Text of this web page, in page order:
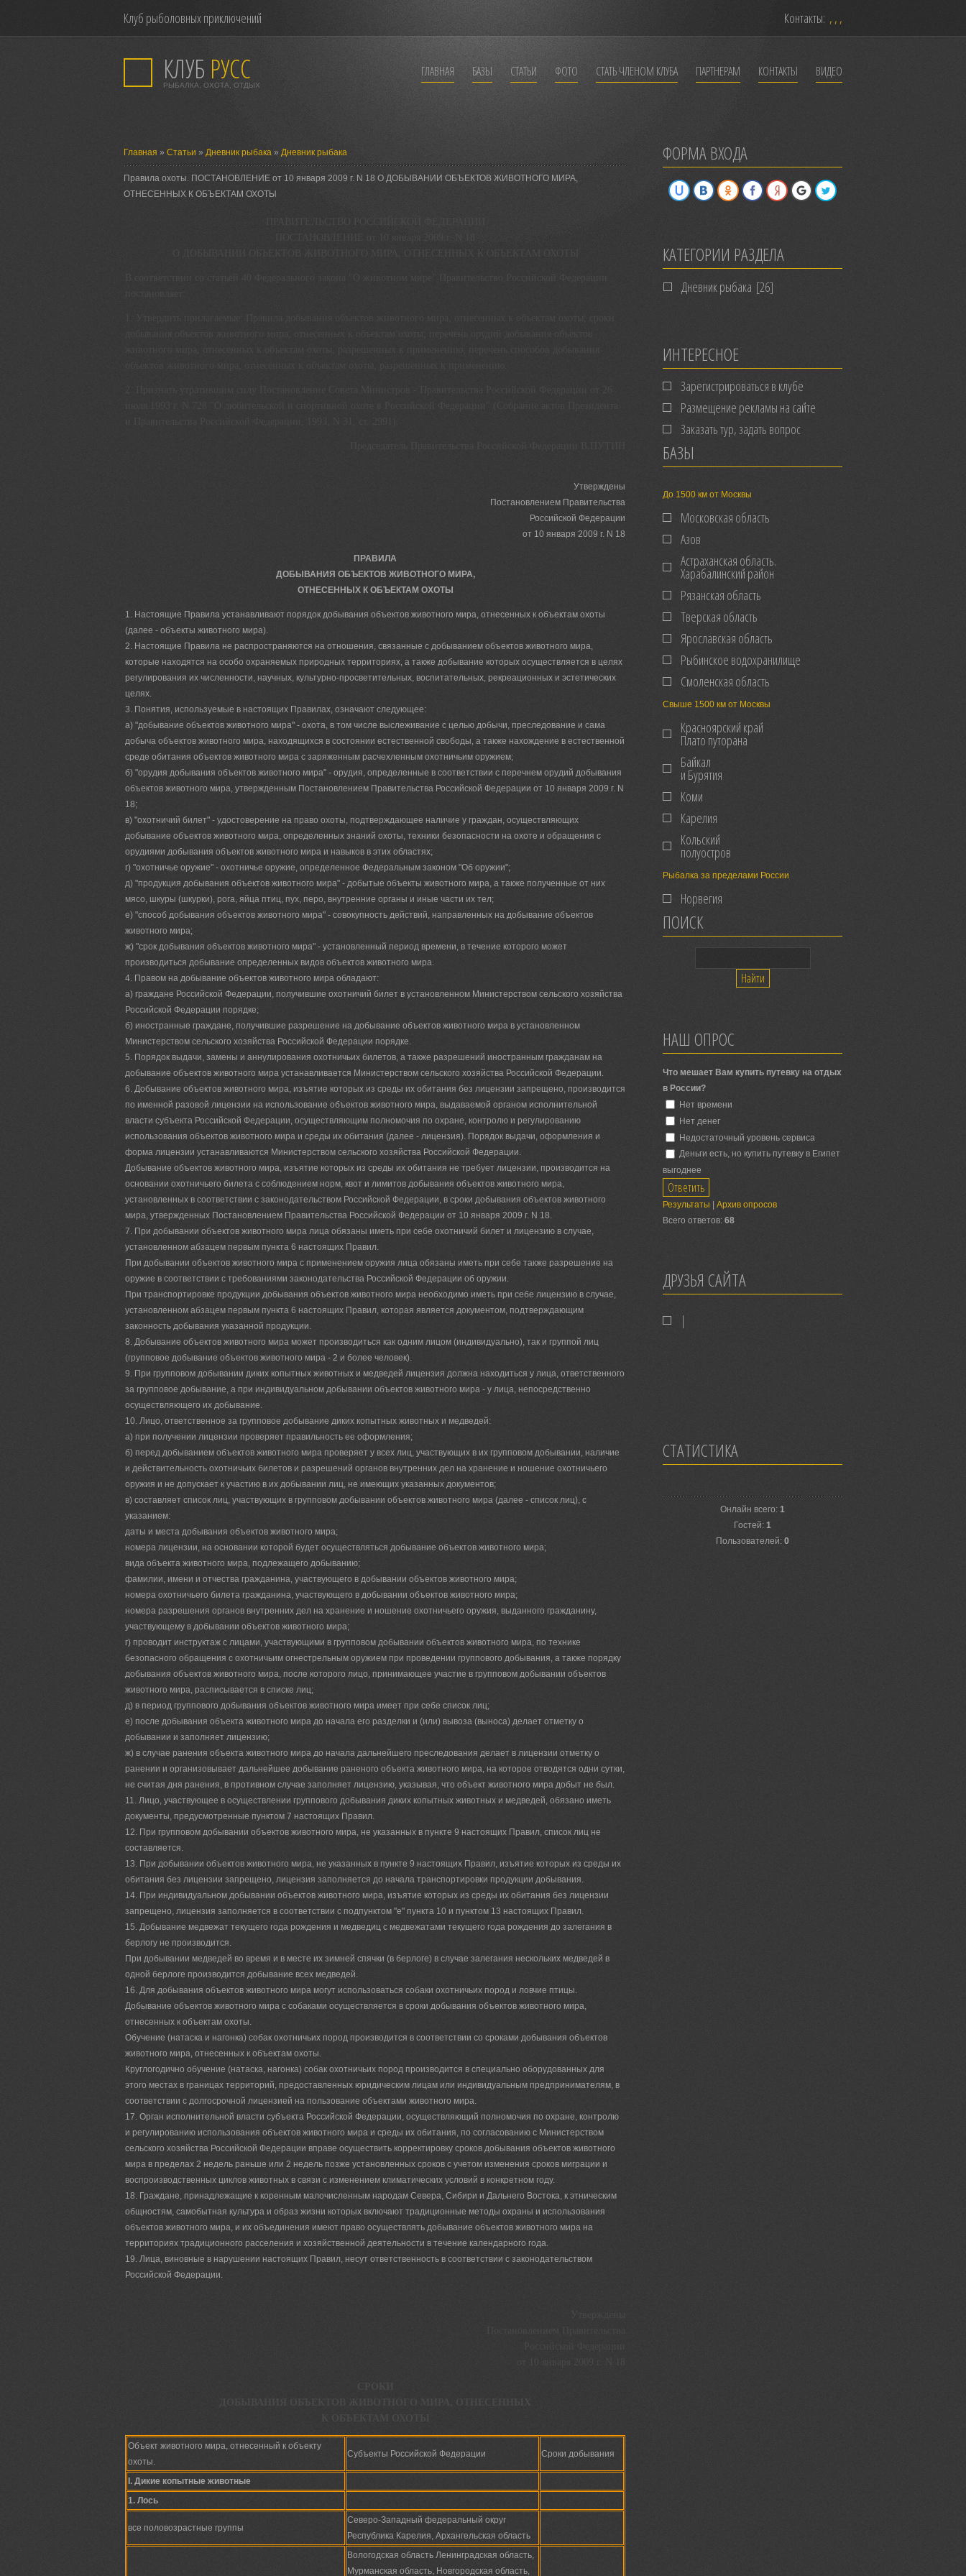
Клуб рыболовных приключений Контакты: , , ,
КЛУБ РУСС
РЫБАЛКА, ОХОТА, ОТДЫХ
ГЛАВНАЯ БАЗЫ СТАТЬИ ФОТО СТАТЬ ЧЛЕНОМ КЛУБА ПАРТНЕРАМ КОНТАКТЫ ВИДЕО
Главная » Статьи » Дневник рыбака » Дневник рыбака
Правила охоты. ПОСТАНОВЛЕНИЕ от 10 января 2009 г. N 18 О ДОБЫВАНИИ ОБЪЕКТОВ ЖИВОТНОГО МИРА,
ОТНЕСЕННЫХ К ОБЪЕКТАМ ОХОТЫ
О ДОБЫВАНИИ ОБЪЕКТОВ ЖИВОТНОГО МИРА, ОТНЕСЕННЫХ К ОБЪЕКТАМ ОХОТЫ
2. Признать утратившим силу Постановление Совета Министров - Правительства Российской Федерации от 26
Утверждены
Постановлением Правительства
Российской Федерации
от 10 января 2009 г. N 18
ПРАВИЛА
ДОБЫВАНИЯ ОБЪЕКТОВ ЖИВОТНОГО МИРА,
ОТНЕСЕННЫХ К ОБЪЕКТАМ ОХОТЫ
1. Настоящие Правила устанавливают порядок добывания объектов животного мира, отнесенных к объектам охоты
(далее - объекты животного мира).
2. Настоящие Правила не распространяются на отношения, связанные с добыванием объектов животного мира,
которые находятся на особо охраняемых природных территориях, а также добывание которых осуществляется в целях
регулирования их численности, научных, культурно-просветительных, воспитательных, рекреационных и эстетических
целях.
3. Понятия, используемые в настоящих Правилах, означают следующее:
а) "добывание объектов животного мира" - охота, в том числе выслеживание с целью добычи, преследование и сама
добыча объектов животного мира, находящихся в состоянии естественной свободы, а также нахождение в естественной
среде обитания объектов животного мира с заряженным расчехленным охотничьим оружием;
б) "орудия добывания объектов животного мира" - орудия, определенные в соответствии с перечнем орудий добывания
объектов животного мира, утвержденным Постановлением Правительства Российской Федерации от 10 января 2009 г. N
18;
в) "охотничий билет" - удостоверение на право охоты, подтверждающее наличие у граждан, осуществляющих
добывание объектов животного мира, определенных знаний охоты, техники безопасности на охоте и обращения с
орудиями добывания объектов животного мира и навыков в этих областях;
г) "охотничье оружие" - охотничье оружие, определенное Федеральным законом "Об оружии";
д) "продукция добывания объектов животного мира" - добытые объекты животного мира, а также полученные от них
мясо, шкуры (шкурки), рога, яйца птиц, пух, перо, внутренние органы и иные части их тел;
е) "способ добывания объектов животного мира" - совокупность действий, направленных на добывание объектов
животного мира;
ж) "срок добывания объектов животного мира" - установленный период времени, в течение которого может
производиться добывание определенных видов объектов животного мира.
4. Правом на добывание объектов животного мира обладают:
а) граждане Российской Федерации, получившие охотничий билет в установленном Министерством сельского хозяйства
Российской Федерации порядке;
б) иностранные граждане, получившие разрешение на добывание объектов животного мира в установленном
Министерством сельского хозяйства Российской Федерации порядке.
5. Порядок выдачи, замены и аннулирования охотничьих билетов, а также разрешений иностранным гражданам на
добывание объектов животного мира устанавливается Министерством сельского хозяйства Российской Федерации.
6. Добывание объектов животного мира, изъятие которых из среды их обитания без лицензии запрещено, производится
по именной разовой лицензии на использование объектов животного мира, выдаваемой органом исполнительной
власти субъекта Российской Федерации, осуществляющим полномочия по охране, контролю и регулированию
использования объектов животного мира и среды их обитания (далее - лицензия). Порядок выдачи, оформления и
форма лицензии устанавливаются Министерством сельского хозяйства Российской Федерации.
Добывание объектов животного мира, изъятие которых из среды их обитания не требует лицензии, производится на
основании охотничьего билета с соблюдением норм, квот и лимитов добывания объектов животного мира,
установленных в соответствии с законодательством Российской Федерации, в сроки добывания объектов животного
мира, утвержденных Постановлением Правительства Российской Федерации от 10 января 2009 г. N 18.
7. При добывании объектов животного мира лица обязаны иметь при себе охотничий билет и лицензию в случае,
установленном абзацем первым пункта 6 настоящих Правил.
При добывании объектов животного мира с применением оружия лица обязаны иметь при себе также разрешение на
оружие в соответствии с требованиями законодательства Российской Федерации об оружии.
При транспортировке продукции добывания объектов животного мира необходимо иметь при себе лицензию в случае,
установленном абзацем первым пункта 6 настоящих Правил, которая является документом, подтверждающим
законность добывания указанной продукции.
8. Добывание объектов животного мира может производиться как одним лицом (индивидуально), так и группой лиц
(групповое добывание объектов животного мира - 2 и более человек).
9. При групповом добывании диких копытных животных и медведей лицензия должна находиться у лица, ответственного
за групповое добывание, а при индивидуальном добывании объектов животного мира - у лица, непосредственно
осуществляющего их добывание.
10. Лицо, ответственное за групповое добывание диких копытных животных и медведей:
а) при получении лицензии проверяет правильность ее оформления;
б) перед добыванием объектов животного мира проверяет у всех лиц, участвующих в их групповом добывании, наличие
и действительность охотничьих билетов и разрешений органов внутренних дел на хранение и ношение охотничьего
оружия и не допускает к участию в их добывании лиц, не имеющих указанных документов;
в) составляет список лиц, участвующих в групповом добывании объектов животного мира (далее - список лиц), с
указанием:
даты и места добывания объектов животного мира;
номера лицензии, на основании которой будет осуществляться добывание объектов животного мира;
вида объекта животного мира, подлежащего добыванию;
фамилии, имени и отчества гражданина, участвующего в добывании объектов животного мира;
номера охотничьего билета гражданина, участвующего в добывании объектов животного мира;
номера разрешения органов внутренних дел на хранение и ношение охотничьего оружия, выданного гражданину,
участвующему в добывании объектов животного мира;
г) проводит инструктаж с лицами, участвующими в групповом добывании объектов животного мира, по технике
безопасного обращения с охотничьим огнестрельным оружием при проведении группового добывания, а также порядку
добывания объектов животного мира, после которого лицо, принимающее участие в групповом добывании объектов
животного мира, расписывается в списке лиц;
д) в период группового добывания объектов животного мира имеет при себе список лиц;
е) после добывания объекта животного мира до начала его разделки и (или) вывоза (выноса) делает отметку о
добывании и заполняет лицензию;
ж) в случае ранения объекта животного мира до начала дальнейшего преследования делает в лицензии отметку о
ранении и организовывает дальнейшее добывание раненого объекта животного мира, на которое отводятся одни сутки,
не считая дня ранения, в противном случае заполняет лицензию, указывая, что объект животного мира добыт не был.
11. Лицо, участвующее в осуществлении группового добывания диких копытных животных и медведей, обязано иметь
документы, предусмотренные пунктом 7 настоящих Правил.
12. При групповом добывании объектов животного мира, не указанных в пункте 9 настоящих Правил, список лиц не
составляется.
13. При добывании объектов животного мира, не указанных в пункте 9 настоящих Правил, изъятие которых из среды их
обитания без лицензии запрещено, лицензия заполняется до начала транспортировки продукции добывания.
14. При индивидуальном добывании объектов животного мира, изъятие которых из среды их обитания без лицензии
запрещено, лицензия заполняется в соответствии с подпунктом "е" пункта 10 и пунктом 13 настоящих Правил.
15. Добывание медвежат текущего года рождения и медведиц с медвежатами текущего года рождения до залегания в
берлогу не производится.
При добывании медведей во время и в месте их зимней спячки (в берлоге) в случае залегания нескольких медведей в
одной берлоге производится добывание всех медведей.
16. Для добывания объектов животного мира могут использоваться собаки охотничьих пород и ловчие птицы.
Добывание объектов животного мира с собаками осуществляется в сроки добывания объектов животного мира,
отнесенных к объектам охоты.
Обучение (натаска и нагонка) собак охотничьих пород производится в соответствии со сроками добывания объектов
животного мира, отнесенных к объектам охоты.
Круглогодично обучение (натаска, нагонка) собак охотничьих пород производится в специально оборудованных для
этого местах в границах территорий, предоставленных юридическим лицам или индивидуальным предпринимателям, в
соответствии с долгосрочной лицензией на пользование объектами животного мира.
17. Орган исполнительной власти субъекта Российской Федерации, осуществляющий полномочия по охране, контролю
и регулированию использования объектов животного мира и среды их обитания, по согласованию с Министерством
сельского хозяйства Российской Федерации вправе осуществить корректировку сроков добывания объектов животного
мира в пределах 2 недель раньше или 2 недель позже установленных сроков с учетом изменения сроков миграции и
воспроизводственных циклов животных в связи с изменением климатических условий в конкретном году.
18. Граждане, принадлежащие к коренным малочисленным народам Севера, Сибири и Дальнего Востока, к этническим
общностям, самобытная культура и образ жизни которых включают традиционные методы охраны и использования
объектов животного мира, и их объединения имеют право осуществлять добывание объектов животного мира на
территориях традиционного расселения и хозяйственной деятельности в течение календарного года.
19. Лица, виновные в нарушении настоящих Правил, несут ответственность в соответствии с законодательством
Российской Федерации.
Российской Федерации
СРОКИ
Объект животного мира, отнесенный к объекту
охоты.
Субъекты Российской Федерации Сроки добывания
I. Дикие копытные животные
1. Лось
все половозрастные группы
Северо-Западный федеральный округ
Республика Карелия, Архангельская область
Вологодская область Ленинградская область,
Мурманская область, Новгородская область,
ФОРМА ВХОДА
КАТЕГОРИИ РАЗДЕЛА
Дневник рыбака [26]
ИНТЕРЕСНОЕ
Зарегистрироваться в клубе
Размещение рекламы на сайте
Заказать тур, задать вопрос
БАЗЫ
До 1500 км от Москвы
Московская область
Азов
Астраханская область.
Харабалинский район
Рязанская область
Тверская область
Ярославская область
Рыбинское водохранилище
Смоленская область
Свыше 1500 км от Москвы
Красноярский край
Плато путорана
Байкал
и Бурятия
Коми
Карелия
Кольский
полуостров
Рыбалка за пределами России
Норвегия
ПОИСК
НАШ ОПРОС
Что мешает Вам купить путевку на отдых
в России?
Нет времени
Нет денег
Недостаточный уровень сервиса
Деньги есть, но купить путевку в Египет
выгоднее
Результаты
Архив опросов
Всего ответов: 68
ДРУЗЬЯ САЙТА
|
СТАТИСТИКА
Онлайн всего: 1
Гостей: 1
Пользователей: 0